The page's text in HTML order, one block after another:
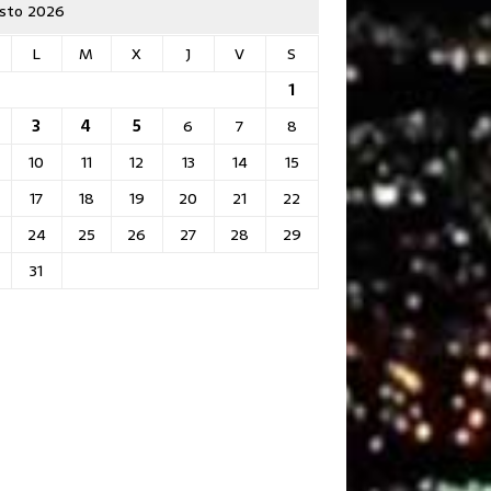
2026
L
M X J V
S
1
3
4 5 6 7
8
10
11 12 13 14
15
17
18 19 20 21
22
24
25 26 27 28
29
31